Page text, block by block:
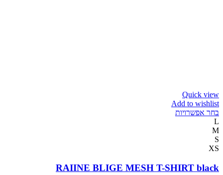
Quick view
Add to wishlist
בחר אפשרויות
L
M
S
XS
RAIINE BLIGE MESH T-SHIRT black